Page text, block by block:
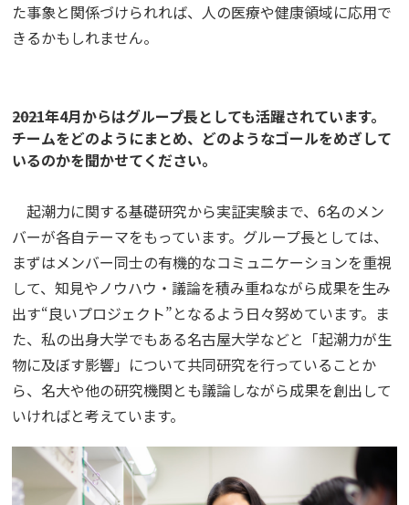
た事象と関係づけられれば、人の医療や健康領域に応用で
きるかもしれません。
――2021年4月からはグループ長としても活躍されています。
チームをどのようにまとめ、どのようなゴールをめざして
いるのかを聞かせてください。
起潮力に関する基礎研究から実証実験まで、6名のメン
バーが各自テーマをもっています。グループ長としては、
まずはメンバー同士の有機的なコミュニケーションを重視
して、知見やノウハウ・議論を積み重ねながら成果を生み
出す“良いプロジェクト”となるよう日々努めています。ま
た、私の出身大学でもある名古屋大学などと「起潮力が生
物に及ぼす影響」について共同研究を行っていることか
ら、名大や他の研究機関とも議論しながら成果を創出して
いければと考えています。